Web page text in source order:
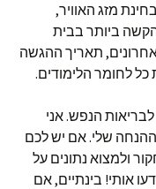
מזג האוויר,
ביותר בבית
תאריך ההגשה
לחומר הלימודים.
הנפש. אני
שלי. אם יש לכם
ולמצוא נתונים על
אותי! בינתיים, אם